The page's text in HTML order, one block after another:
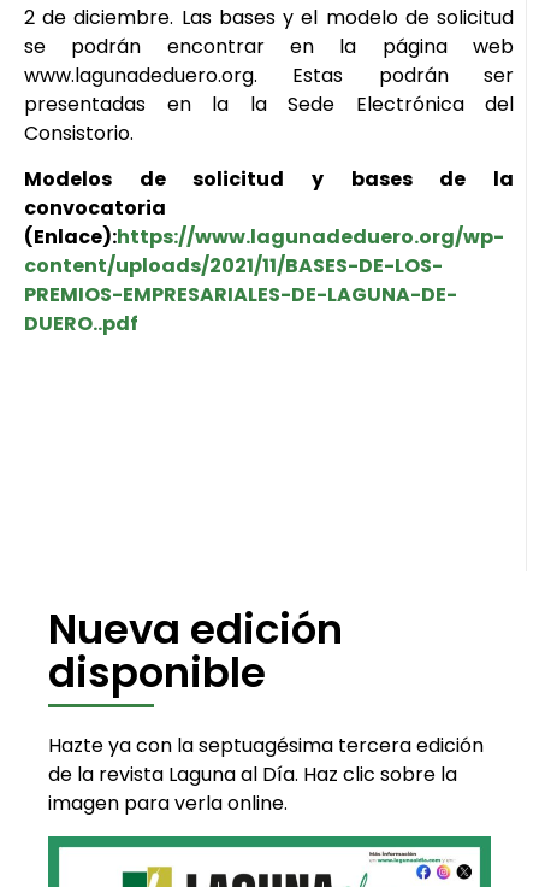
2 de diciembre. Las bases y el modelo de solicitud
se podrán encontrar en la página web
www.lagunadeduero.org. Estas podrán ser
presentadas en la la Sede Electrónica del
Consistorio.
Modelos de solicitud y bases de la
convocatoria
(Enlace):https://www.lagunadeduero.org/wp-
content/uploads/2021/11/BASES-DE-LOS-
PREMIOS-EMPRESARIALES-DE-LAGUNA-DE-
DUERO..pdf
Nueva edición
disponible
Hazte ya con la septuagésima tercera edición
de la revista Laguna al Día. Haz clic sobre la
imagen para verla online.